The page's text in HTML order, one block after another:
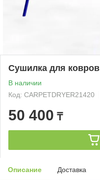
Сушилка для ковров
В наличии
Код: CARPETDRYER21420
50 400 ₸
Описание Доставка